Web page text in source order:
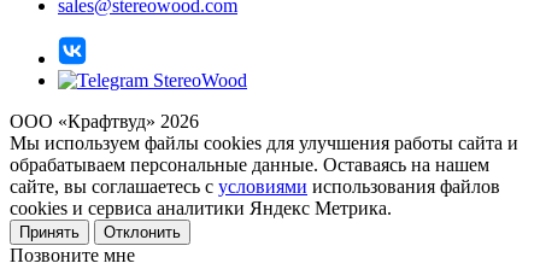
sales@stereowood.com
ООО «Крафтвуд» 2026
Мы используем файлы cookies для улучшения работы сайта и
обрабатываем персональные данные. Оставаясь на нашем
сайте, вы соглашаетесь с условиями использования файлов
cookies и сервиса аналитики Яндекс Метрика.
Принять Отклонить
Позвоните мне